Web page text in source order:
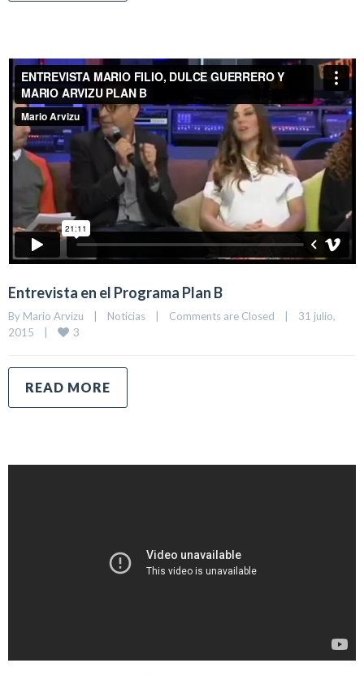
Entrevista en el Programa Plan B
By Mario Arvizu Noticias Comments are Closed
31 julio,
2015
3
READ MORE